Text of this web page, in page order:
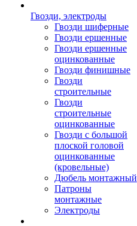
Гвозди, электроды
Гвозди шиферные
Гвозди ершенные
Гвозди ершенные
оцинкованные
Гвозди финишные
Гвозди
строительные
Гвозди
строительные
оцинкованные
Гвозди с большой
плоской головой
оцинкованные
(кровельные)
Дюбель монтажный
Патроны
монтажные
Электроды